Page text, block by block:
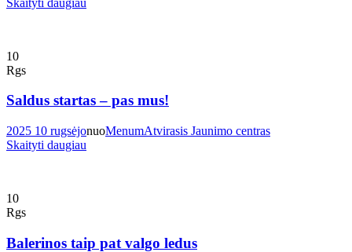
10
Rgs
Saldus startas – pas mus!
2025 10 rugsėjonuoMenumAtvirasis Jaunimo centras
Skaityti daugiau
10
Rgs
Balerinos taip pat valgo ledus